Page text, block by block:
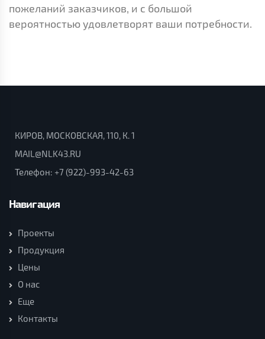
пожеланий заказчиков, и с большой
вероятностью удовлетворят ваши потребности.
КИРОВ, МОСКОВСКАЯ, 110, К. 1
MAIL@NLK43.RU
Телефон: +7 (922)-993-42-63
Навигация
Проекты
Продукция
Цены
О нас
Еще
Контакты